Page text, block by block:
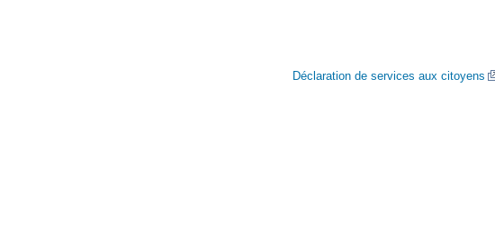
Déclaration de services aux citoyens